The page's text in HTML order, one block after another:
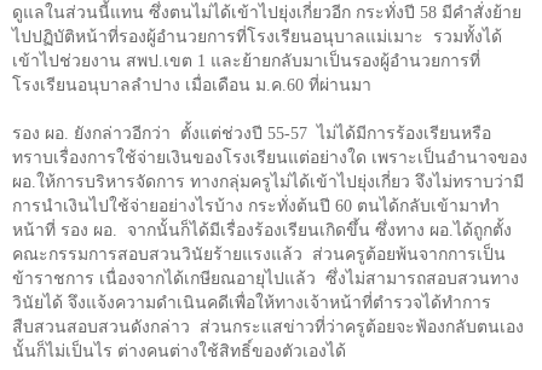
ดูแลในส่วนนี้แทน ซึ่งตนไม่ได้เข้าไปยุ่งเกี่ยวอีก กระทั่งปี 58 มีคำสั่งย้าย
ไปปฏิบัติหน้าที่รองผู้อำนวยการที่โรงเรียนอนุบาลแม่เมาะ รวมทั้งได้
เข้าไปช่วยงาน สพป.เขต 1 และย้ายกลับมาเป็นรองผู้อำนวยการที่
โรงเรียนอนุบาลลำปาง เมื่อเดือน ม.ค. 60 ที่ผ่านมา
รอง ผอ. ยังกล่าวอีกว่า ตั้งแต่ช่วงปี 55-57 ไม่ได้มีการร้องเรียนหรือ
ทราบเรื่องการใช้จ่ายเงินของโรงเรียนแต่อย่างใด เพราะเป็นอำนาจของ
ผอ.ให้การบริหารจัดการ ทางกลุ่มครูไม่ได้เข้าไปยุ่งเกี่ยว จึงไม่ทราบว่ามี
การนำเงินไปใช้จ่ายอย่างไรบ้าง กระทั่งต้นปี 60 ตนได้กลับเข้ามาทำ
หน้าที่ รอง ผอ. จากนั้นก็ได้มีเรื่องร้องเรียนเกิดขึ้น ซึ่งทาง ผอ.ได้ถูกตั้ง
คณะกรรมการสอบสวนวินัยร้ายแรงแล้ว ส่วนครูต้อยพ้นจากการเป็น
ข้าราชการ เนื่องจากได้เกษียณอายุไปแล้ว ซึ่งไม่สามารถสอบสวนทาง
วินัยได้ จึงแจ้งความดำเนินคดีเพื่อให้ทางเจ้าหน้าที่ตำรวจได้ทำการ
สืบสวนสอบสวนดังกล่าว ส่วนกระแสข่าวที่ว่าครูต้อยจะฟ้องกลับตนเอง
นั้นก็ไม่เป็นไร ต่างคนต่างใช้สิทธิ์ของตัวเองได้